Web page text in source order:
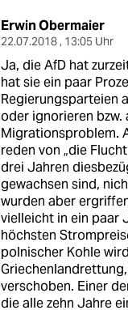
Erwin Obermaier
22.07.2018 , 13:05 Uhr
Ja, die AfD hat
hat sie ein paar
Regierungsparteien
oder ignorieren bzw.
Migrationsproblem.
reden von „die
drei Jahren
gewachsen sind,
wurden aber
vielleicht in ein paar
höchsten
polnischer Kohle
verschoben. Einer
die alle zehn Jahre